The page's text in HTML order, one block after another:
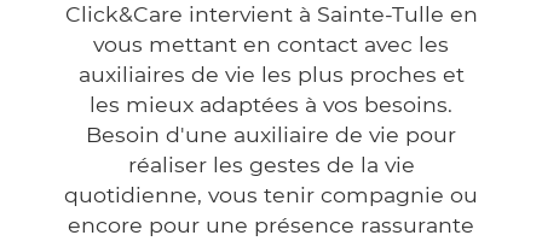
Click&Care intervient à Sainte-Tulle en
vous mettant en contact avec les
auxiliaires de vie les plus proches et
les mieux adaptées à vos besoins.
Besoin d'une auxiliaire de vie pour
réaliser les gestes de la vie
quotidienne, vous tenir compagnie ou
encore pour une présence rassurante